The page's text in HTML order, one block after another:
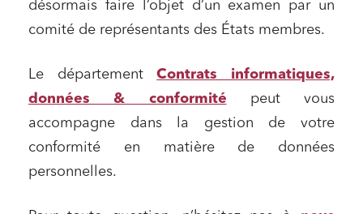
désormais faire l’objet d’un examen par un
comité de représentants des États membres.
Le départementContrats informatiques,
données & conformité peut vous
accompagne dans la gestion de votre
conformité en matière de données
personnelles.
Règlement des litiges
Droit du numérique, données et conformité
Services publics et collectivités
Commande publique
Projets immobiliers
Environnement